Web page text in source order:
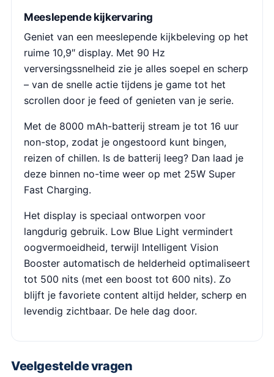
Meeslepende kijkervaring
Geniet van een meeslepende kijkbeleving op het
ruime 10,9″ display. Met 90 Hz
verversingssnelheid zie je alles soepel en scherp
– van de snelle actie tijdens je game tot het
scrollen door je feed of genieten van je serie.
Met de 8000 mAh-batterij stream je tot 16 uur
non-stop, zodat je ongestoord kunt bingen,
reizen of chillen. Is de batterij leeg? Dan laad je
deze binnen no-time weer op met 25W Super
Fast Charging.
Het display is speciaal ontworpen voor
langdurig gebruik. Low Blue Light vermindert
oogvermoeidheid, terwijl Intelligent Vision
Booster automatisch de helderheid optimaliseert
tot 500 nits (met een boost tot 600 nits). Zo
blijft je favoriete content altijd helder, scherp en
levendig zichtbaar. De hele dag door.
Veelgestelde vragen